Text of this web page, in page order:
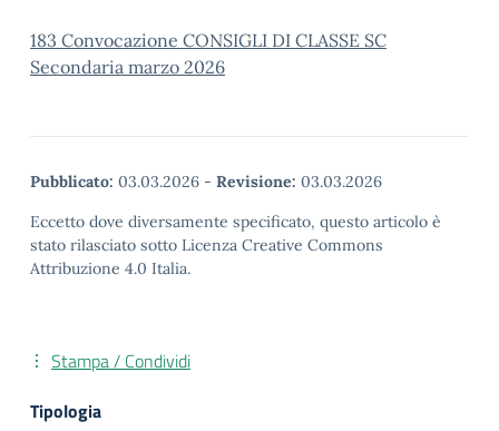
183 Convocazione CONSIGLI DI CLASSE SC
Secondaria marzo 2026
Pubblicato: 03.03.2026 - Revisione: 03.03.2026
Eccetto dove diversamente specificato, questo articolo è
stato rilasciato sotto Licenza Creative Commons
Attribuzione 4.0 Italia.
Stampa / Condividi
Tipologia